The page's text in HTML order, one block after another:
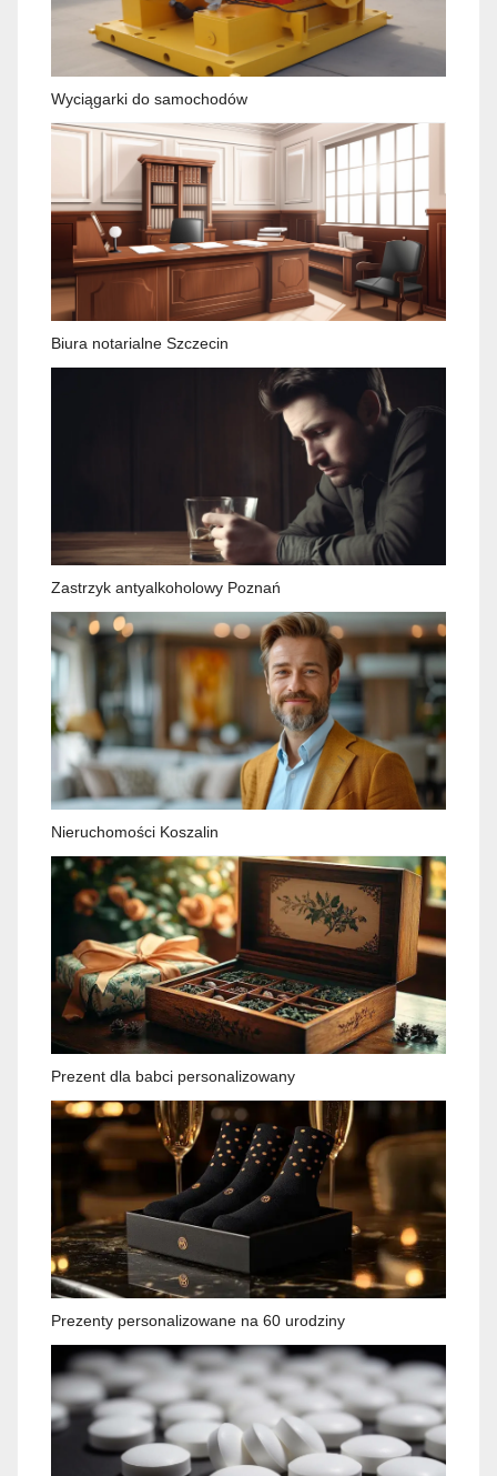
Wyciągarki do samochodów
Biura notarialne Szczecin
Zastrzyk antyalkoholowy Poznań
Nieruchomości Koszalin
Prezent dla babci personalizowany
Prezenty personalizowane na 60 urodziny